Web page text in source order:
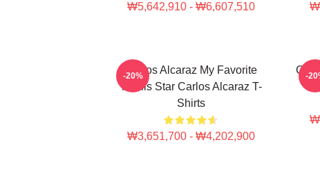
₩5,642,910 - ₩6,607,510
Carlos Alcaraz My Favorite
Tennis Star Carlos Alcaraz T-
Shirts
₩3,651,700 - ₩4,202,900
-20% -